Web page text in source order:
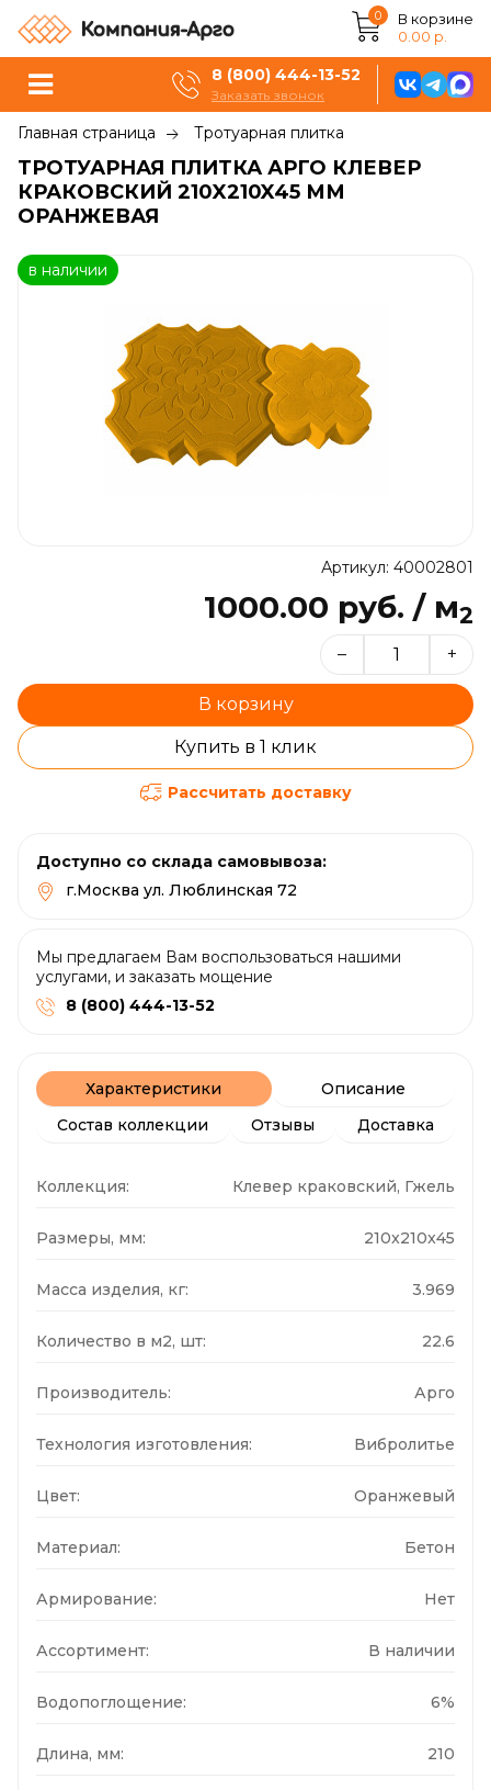
0
В корзине
0.00 р.
8 (800) 444-13-52
Заказать звонок
Главная страница Тротуарная плитка
ТРОТУАРНАЯ ПЛИТКА АРГО КЛЕВЕР
КРАКОВСКИЙ 210X210X45 ММ
ОРАНЖЕВАЯ
в наличии
Артикул: 40002801
1000.00 руб. / м2
– +
В корзину
Купить в 1 клик
Рассчитать доставку
Доступно со склада самовывоза:
г.Москва ул. Люблинская 72
Мы предлагаем Вам воспользоваться нашими
услугами, и заказать мощение
8 (800) 444-13-52
Характеристики
Описание
Состав коллекции
Отзывы Доставка
Коллекция: Клевер краковский, Гжель
Размеры, мм: 210x210x45
Масса изделия, кг: 3.969
Количество в м2, шт: 22.6
Производитель: Арго
Технология изготовления: Вибролитье
Цвет: Оранжевый
Материал: Бетон
Армирование: Нет
Ассортимент: В наличии
Водопоглощение: 6%
Длина, мм: 210